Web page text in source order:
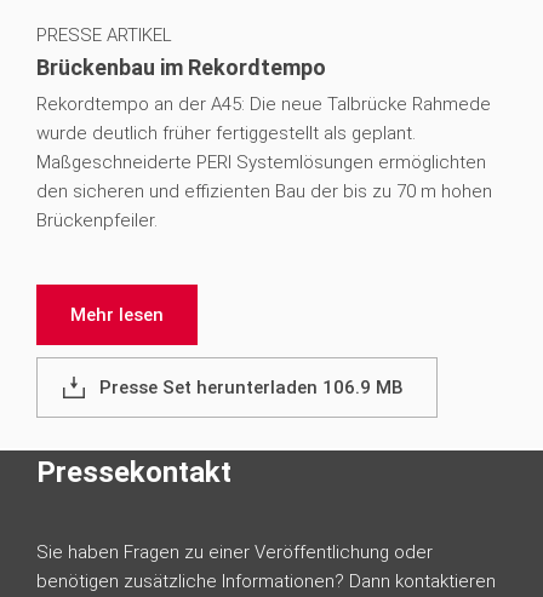
PRESSE ARTIKEL
Brückenbau im Rekordtempo
Rekordtempo an der A45: Die neue Talbrücke Rahmede
wurde deutlich früher fertiggestellt als geplant.
Maßgeschneiderte PERI Systemlösungen ermöglichten
den sicheren und effizienten Bau der bis zu 70 m hohen
Brückenpfeiler.
Mehr lesen
Presse Set herunterladen 106.9 MB
Pressekontakt
Sie haben Fragen zu einer Veröffentlichung oder
benötigen zusätzliche Informationen? Dann kontaktieren